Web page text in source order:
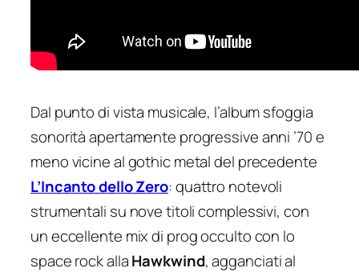
Dal punto di vista musicale, l’album sfoggia
sonorità apertamente progressive anni ’70 e
meno vicine al gothic metal del precedente
L’Incanto dello Zero: quattro notevoli
strumentali su nove titoli complessivi, con
un eccellente mix di prog occulto con lo
space rock allaHawkwind, agganciati al